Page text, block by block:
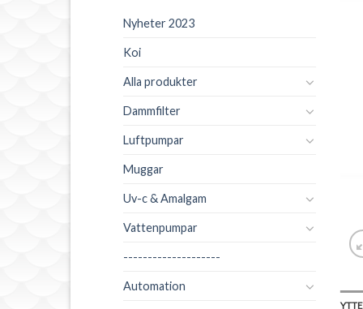
Nyheter 2023
Koi
Alla produkter
Dammfilter
Luftpumpar
Muggar
Uv-c & Amalgam
Vattenpumpar
--------------------
Automation